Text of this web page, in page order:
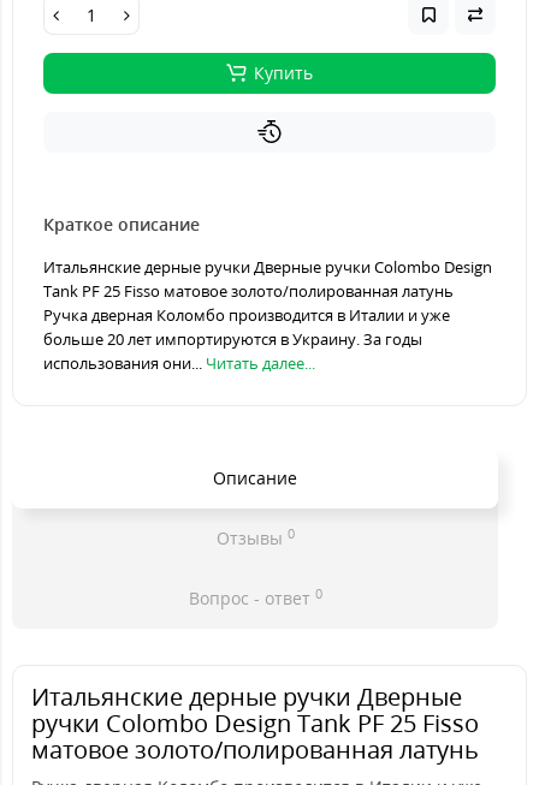
Купить
Краткое описание
Итальянские дерные ручки Дверные ручки Colombo Design
Tank PF 25 Fisso матовое золото/полированная латунь
Ручка дверная Коломбо производится в Италии и уже
больше 20 лет импортируются в Украину. За годы
использования они... Читать далее...
Описание
Отзывы 0
Вопрос - ответ 0
Итальянские дерные ручки Дверные
ручки Colombo Design Tank PF 25 Fisso
матовое золото/полированная латунь